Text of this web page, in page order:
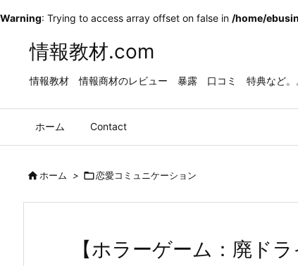
Warning: Trying to access array offset on false in /home/
情報教材.com
情報教材 情報商材のレビュー 暴露 口コミ 特典など。
ホーム Contact
ホーム > 恋愛コミュニケーション
【ホラーゲーム：廃ド